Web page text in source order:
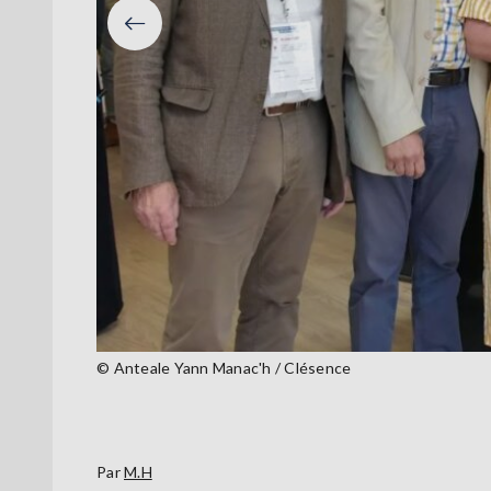
© Anteale Yann Manac'h / Clésence
Précéden
ParM.H